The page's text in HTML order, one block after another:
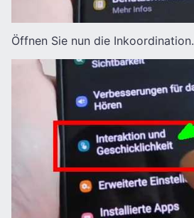
Öffnen Sie nun die Inkoordination.